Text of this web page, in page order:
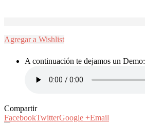
Agregar a Wishlist
A continuación te dejamos un Demo:
Compartir
FacebookTwitterGoogle +Email